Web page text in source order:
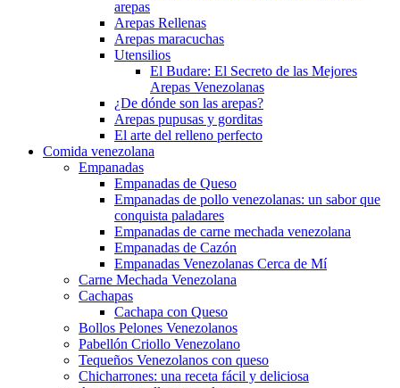
arepas
Arepas Rellenas
Arepas maracuchas
Utensilios
El Budare: El Secreto de las Mejores
Arepas Venezolanas
¿De dónde son las arepas?
Arepas pupusas y gorditas
El arte del relleno perfecto
Comida venezolana
Empanadas
Empanadas de Queso
Empanadas de pollo venezolanas: un sabor que
conquista paladares
Empanadas de carne mechada venezolana
Empanadas de Cazón
Empanadas Venezolanas Cerca de Mí
Carne Mechada Venezolana
Cachapas
Cachapa con Queso
Bollos Pelones Venezolanos
Pabellón Criollo Venezolano
Tequeños Venezolanos con queso
Chicharrones: una receta fácil y deliciosa